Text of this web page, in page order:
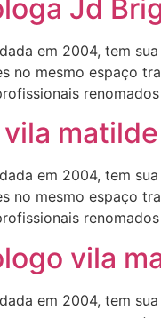
Jd
em 2004, tem
no mesmo espaço
matilde
em 2004, tem
no mesmo espaço
vila
em 2004, tem